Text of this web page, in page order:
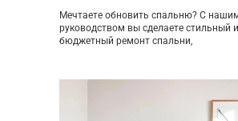
Мечтаете обновить спальню? С
руководством вы сделаете стильный
бюджетный ремонт спальни,